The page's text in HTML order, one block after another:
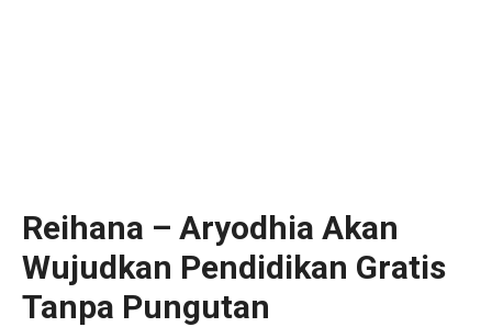
Reihana – Aryodhia Akan
Wujudkan Pendidikan Gratis
Tanpa Pungutan